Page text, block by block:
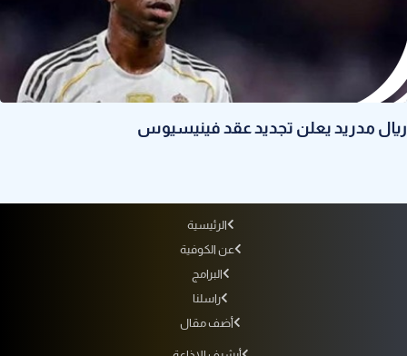
ريال مدريد يعلن تجديد عقد فينيسيوس
الرئيسية
عن الكوفية
البرامج
راسلنا
أضف مقال